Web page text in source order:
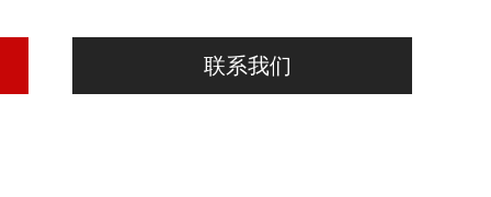
联系我们